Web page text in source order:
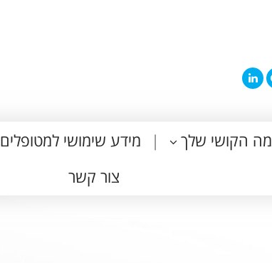
מה הקושי שלך מידע שימושי למטופלים
צור קשר